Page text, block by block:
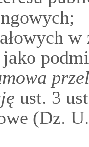
jako
ust. 3
(Dz.